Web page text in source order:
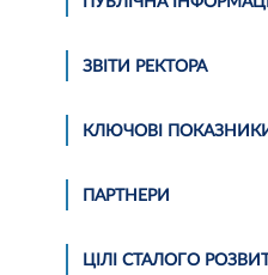
ЗВІТИ РЕКТОРА
КЛЮЧОВІ
ПАРТНЕРИ
ЦІЛІ СТАЛОГО